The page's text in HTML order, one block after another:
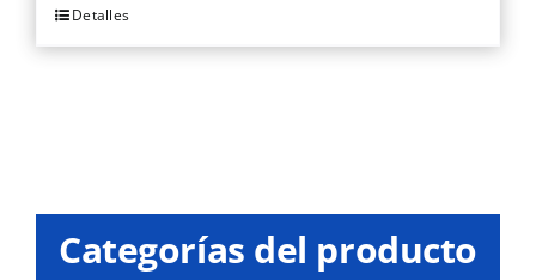
elegir
en
Este
producto
se
Detalles
Categorías del producto